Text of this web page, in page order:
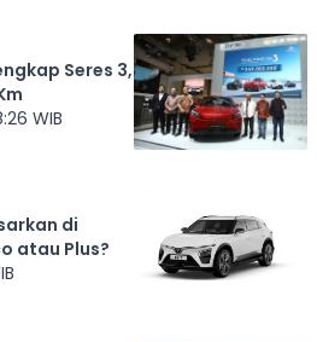
Seres 3,
WIB
di
atau Plus?